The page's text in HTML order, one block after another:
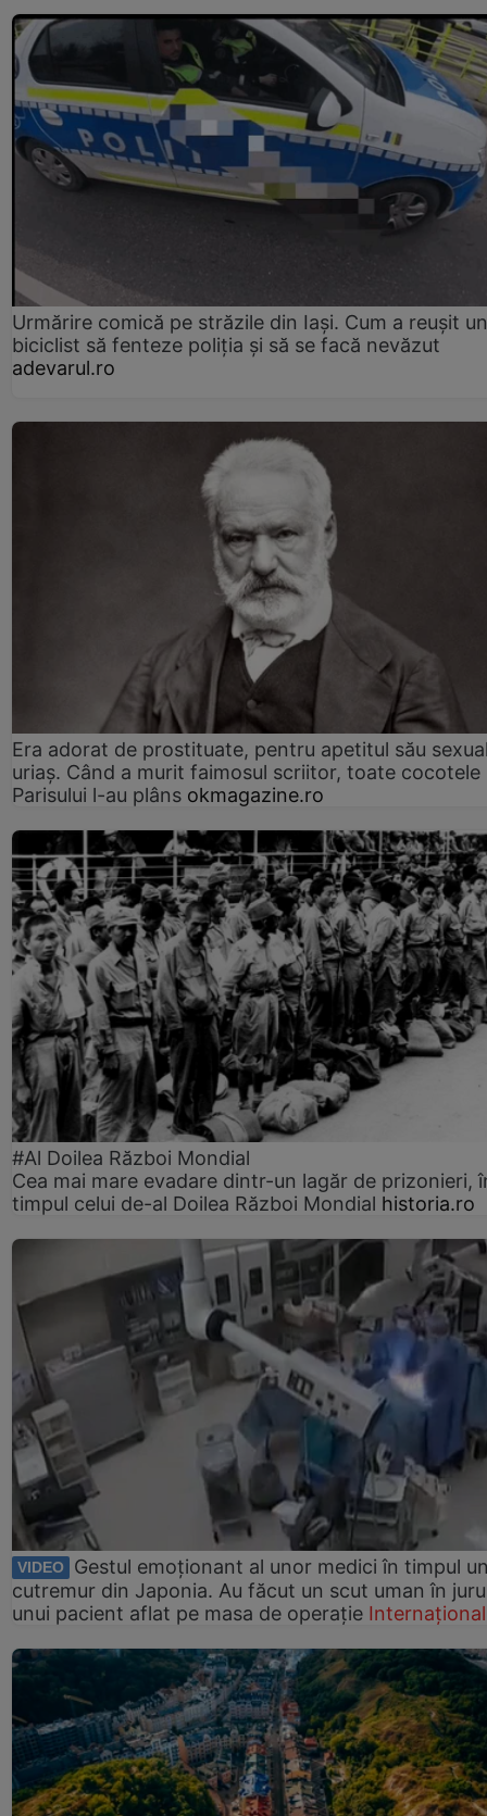
Urmărire comică pe străzile din Iași. Cum a reușit un
biciclist să fenteze poliția și să se facă nevăzut
adevarul.ro
Era adorat de prostituate, pentru apetitul său
uriaș. Când a murit faimosul scriitor, toate cocotele
Parisului l-au plâns okmagazine.ro
#Al Doilea Război Mondial
Cea mai mare evadare dintr-un lagăr de prizonieri,
timpul celui de-al Doilea Război Mondial historia.ro
VIDEO
Gestul emoționant al unor medici în timpul
cutremur din Japonia. Au făcut un scut uman în
unui pacient aflat pe masa de operație Internațional